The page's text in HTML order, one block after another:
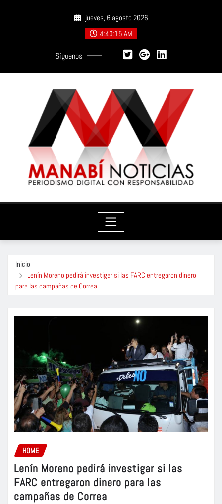
jueves, 6 agosto 2026
4:40:16 AM
Síguenos
Inicio
Lenín Moreno pedirá investigar si las FARC entregaron dinero
para las campañas de Correa
HOME
Lenín Moreno pedirá investigar si las
FARC entregaron dinero para las
campañas de Correa